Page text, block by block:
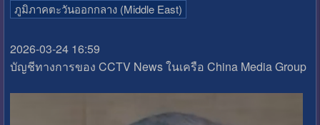
ภูมิภาคตะวันออกกลาง (Middle East)
2026-03-24 16:59
บัญชีทางการของ CCTV News ในเครือ China Media Group